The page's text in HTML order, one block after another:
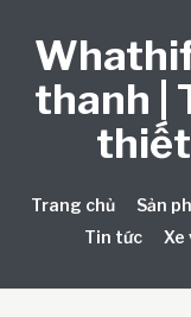
thanh |
Trang chủ Sản
Tin tức
Xe